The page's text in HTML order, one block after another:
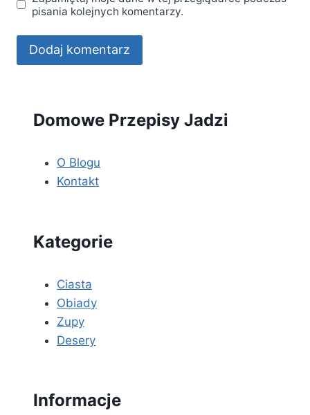
pisania kolejnych komentarzy.
Domowe Przepisy Jadzi
O Blogu
Kontakt
Kategorie
Ciasta
Obiady
Zupy
Desery
Informacje